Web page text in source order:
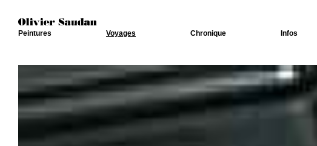
Peintures Voyages Chronique Infos